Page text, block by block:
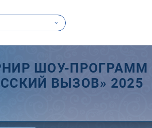
ШОУ-ПРОГРАММ
ВЫЗОВ» 2025